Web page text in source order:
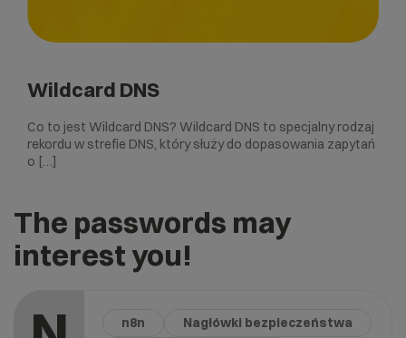
Wildcard DNS
Co to jest Wildcard DNS? Wildcard DNS to specjalny rodzaj
rekordu w strefie DNS, który służy do dopasowania zapytań
o […]
The passwords may
interest you!
n8n
Nagłówki bezpieczeństwa